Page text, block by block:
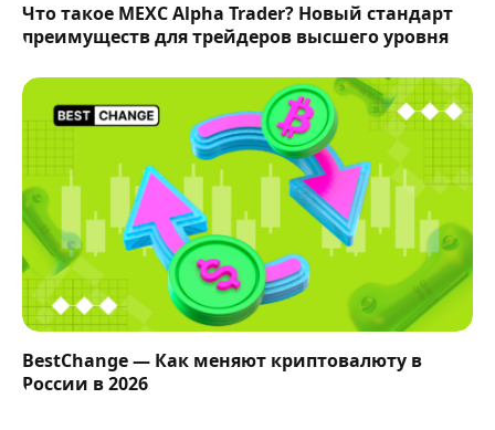
Что такое MEXC Alpha Trader? Новый стандарт
преимуществ для трейдеров высшего уровня
BestChange — Как меняют криптовалюту в
России в 2026